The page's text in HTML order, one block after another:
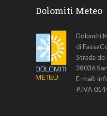
Dolomiti Meteo
Dolomiti
di
Strada de
38036
E-mail:
P.IVA